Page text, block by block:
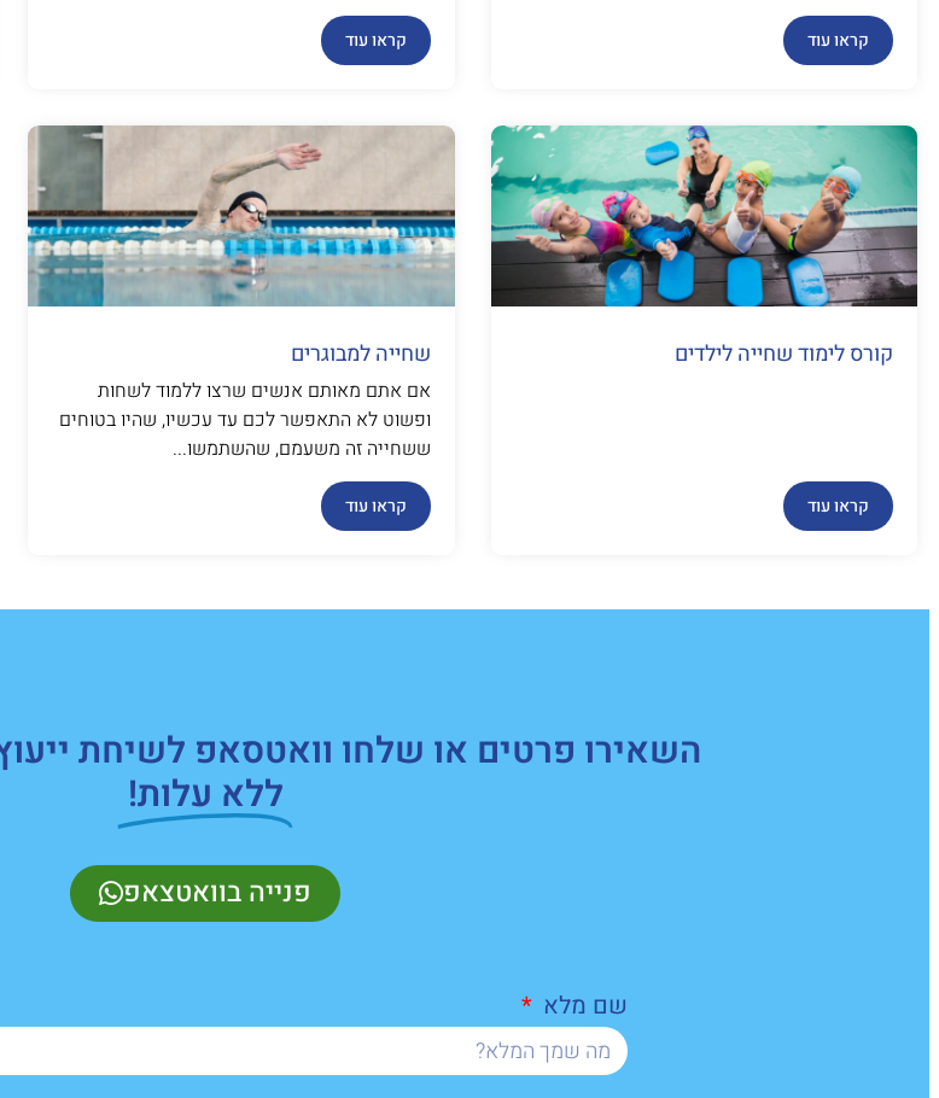
קראו עוד קראו עוד
קורס לימוד שחייה לילדים
קראו עוד
שחייה למבוגרים
אם אתם מאותם אנשים שרצו ללמוד לשחות
ופשוט לא התאפשר לכם עד עכשיו, שהיו בטוחים
ששחייה זה משעמם, שהשתמשו...
קראו עוד
השאירו פרטים או שלחו וואטסאפ לשיחת
ללא עלות!
פנייה בוואטצאפ
שם מלא